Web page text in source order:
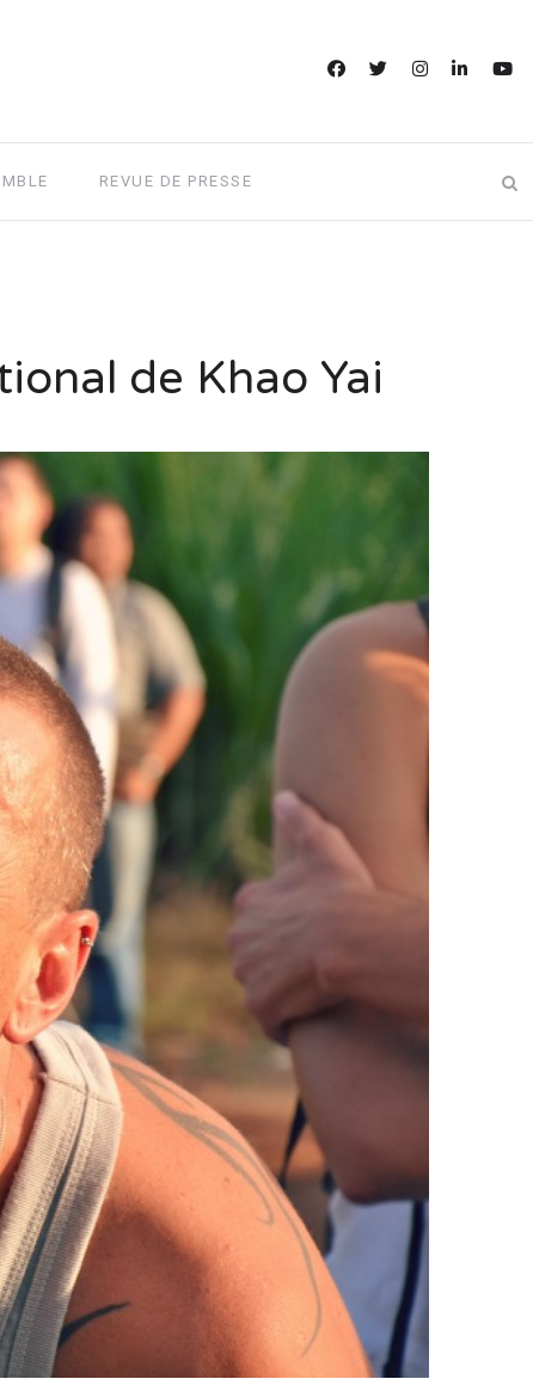
REVUE DE PRESSE
de Khao Yai